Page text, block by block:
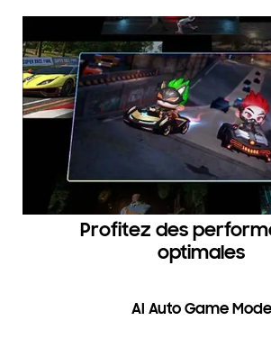
Profitez des
optimales
AI Auto Game Mode